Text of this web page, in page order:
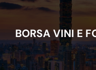
BORSA VINI E